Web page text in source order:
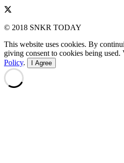
© 2018 SNKR TODAY
This website uses cookies. By
giving consent to cookies being
Policy. I Agree